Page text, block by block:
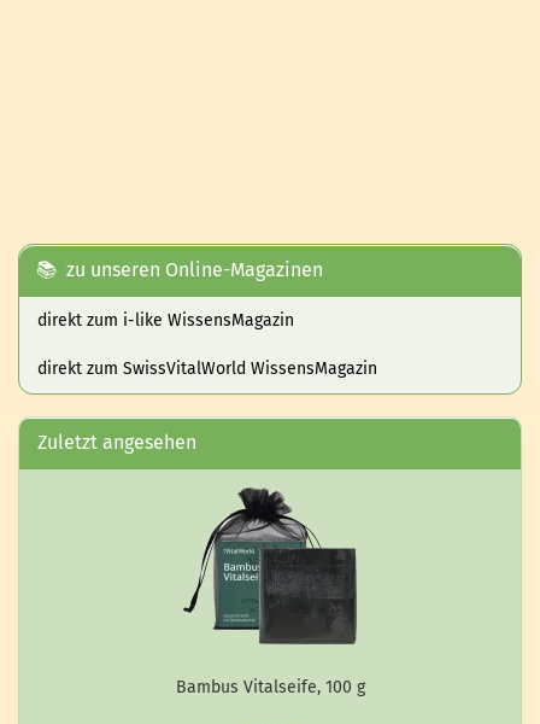
📚 zu unseren Online-Magazinen
direkt zum i-like WissensMagazin
direkt zum SwissVitalWorld WissensMagazin
Zuletzt angesehen
Bam­bus Vi­tal­sei­fe, 100 g